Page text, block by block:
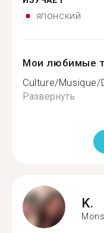
японский
Мои любимые
Culture/
Развернуть
K.
Mons